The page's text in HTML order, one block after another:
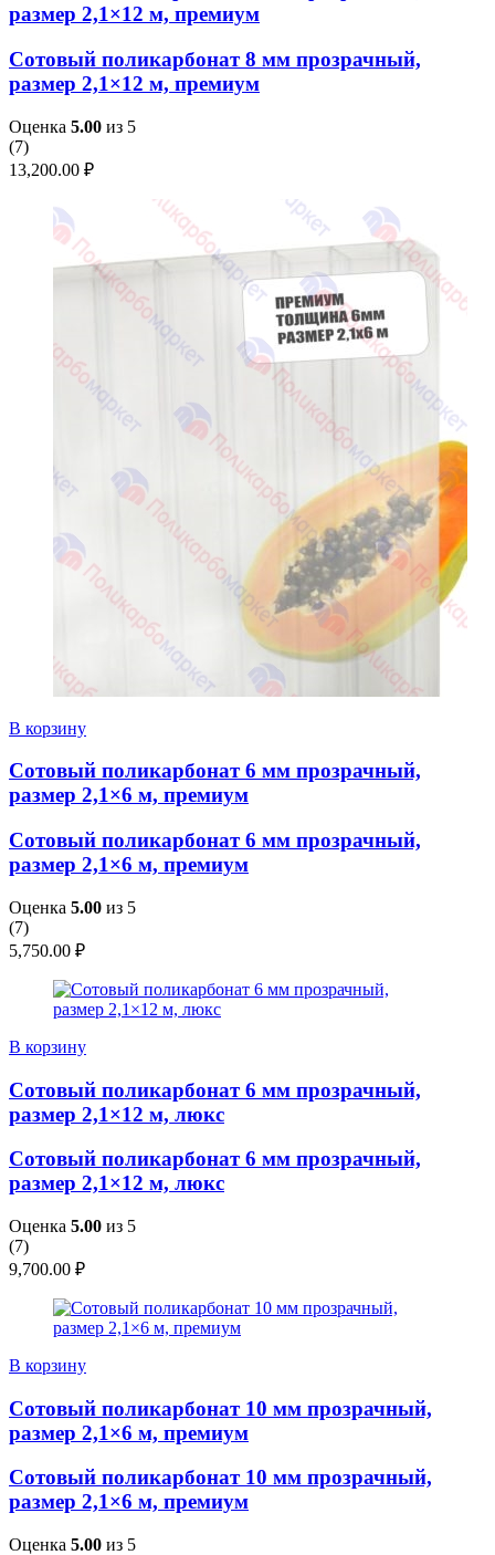
размер 2,1×12 м, премиум
Сотовый поликарбонат 8 мм прозрачный,
размер 2,1×12 м, премиум
Оценка 5.00 из 5
(7)
13,200.00 ₽
В корзину
Сотовый поликарбонат 6 мм прозрачный,
размер 2,1×6 м, премиум
Сотовый поликарбонат 6 мм прозрачный,
размер 2,1×6 м, премиум
Оценка 5.00 из 5
(7)
5,750.00 ₽
В корзину
Сотовый поликарбонат 6 мм прозрачный,
размер 2,1×12 м, люкс
Сотовый поликарбонат 6 мм прозрачный,
размер 2,1×12 м, люкс
Оценка 5.00 из 5
(7)
9,700.00 ₽
В корзину
Сотовый поликарбонат 10 мм прозрачный,
размер 2,1×6 м, премиум
Сотовый поликарбонат 10 мм прозрачный,
размер 2,1×6 м, премиум
Оценка 5.00 из 5